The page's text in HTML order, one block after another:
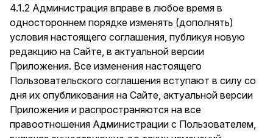
4.1.2 Администрация вправе в любое время в
одностороннем порядке изменять (дополнять)
условия настоящего соглашения, публикуя новую
редакцию на Сайте, в актуальной версии
Приложения. Все изменения настоящего
Пользовательского соглашения вступают в силу со
дня их опубликования на Сайте, актуальной версии
Приложения и распространяются на все
правоотношения Администрации с Пользователем,